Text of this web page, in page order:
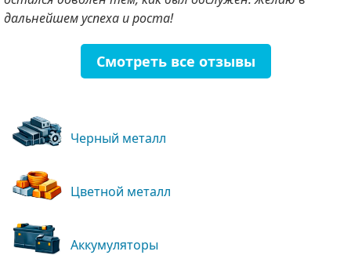
дальнейшем успеха и роста!
Смотреть все отзывы
Черный металл
Цветной металл
Аккумуляторы